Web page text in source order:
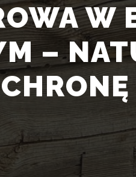
W
–